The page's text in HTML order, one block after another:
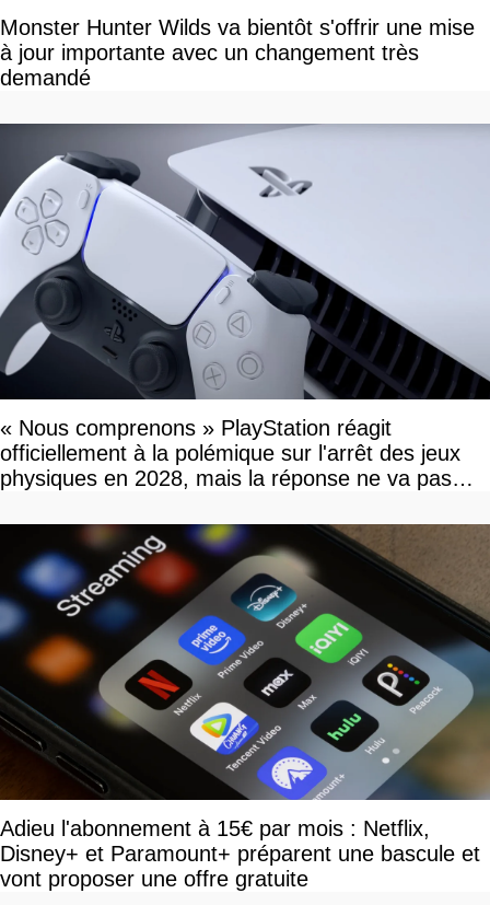
Monster Hunter Wilds va bientôt s'offrir une mise
à jour importante avec un changement très
demandé
« Nous comprenons » PlayStation réagit
officiellement à la polémique sur l'arrêt des jeux
physiques en 2028, mais la réponse ne va pas
Adieu l'abonnement à 15€ par mois : Netflix,
Disney+ et Paramount+ préparent une bascule et
vont proposer une offre gratuite